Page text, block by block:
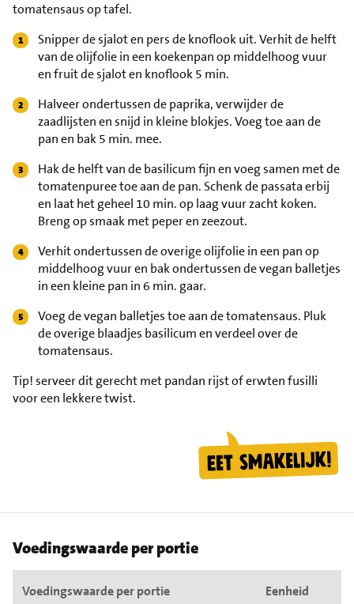
tomatensaus op tafel.
Snipper de sjalot en pers de knoflook uit. Verhit de helft
van de olijfolie in een koekenpan op middelhoog vuur
en fruit de sjalot en knoflook 5 min.
Halveer ondertussen de paprika, verwijder de
zaadlijsten en snijd in kleine blokjes. Voeg toe aan de
pan en bak 5 min. mee.
Hak de helft van de basilicum fijn en voeg samen met de
tomatenpuree toe aan de pan. Schenk de passata erbij
en laat het geheel 10 min. op laag vuur zacht koken.
Breng op smaak met peper en zeezout.
Verhit ondertussen de overige olijfolie in een pan op
middelhoog vuur en bak ondertussen de vegan balletjes
in een kleine pan in 6 min. gaar.
Voeg de vegan balletjes toe aan de tomatensaus. Pluk
de overige blaadjes basilicum en verdeel over de
tomatensaus.
Tip!serveer dit gerecht met pandan rijst of erwten fusilli
voor een lekkere twist.
Voedingswaarde per portie
Voedingswaarde per portie Eenheid